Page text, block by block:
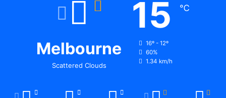
Melbourne
Scattered Clouds
15 ℃
16º - 12º
60%
1.34 km/h